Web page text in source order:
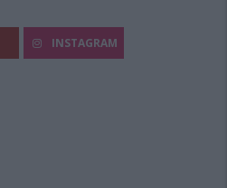
INSTAGRAM